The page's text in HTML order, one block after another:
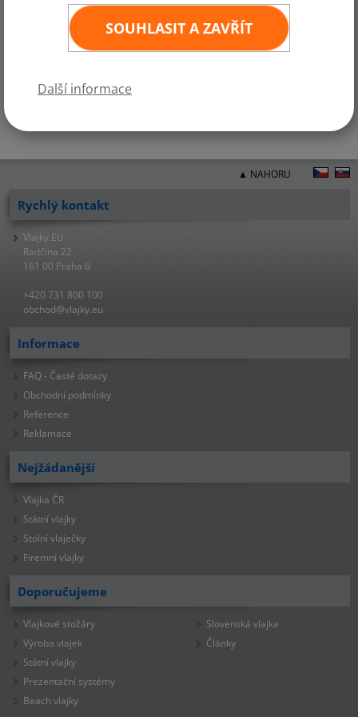
SOUHLASIT A ZAVŘÍT
Další informace
Na zakázku zhotovíme jakoukoliv firemní vlajku nebo vlajku kterékoliv
exotické země. Pokud tedy máte zájem o jiný rozměr státní vlajky, nebo
o vlajku, která není součástí naší běžné nabídky, neváhejte a požádejte
▲ NAHORU
Rychlý kontakt
Vlajky.EU
Radčina 22
161 00 Praha 6
+420 731 800 100
obchod@vlajky.eu
Informace
FAQ - Časté dotazy
Obchodní podmínky
Reference
Reklamace
Nejžádanější
Vlajka ČR
Státní vlajky
Stolní vlaječky
Firemní vlajky
Doporučujeme
Vlajkové stožáry
Výroba vlajek
Státní vlajky
Prezentační systémy
Beach vlajky
Slovenská vlajka
Články